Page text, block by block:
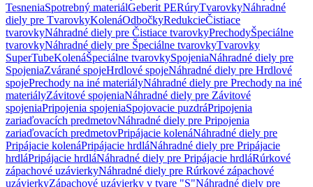
TesneniaSpotrebný materiálGeberit PERúryTvarovkyNáhradné
diely pre TvarovkyKolenáOdbočkyRedukcieČistiace
tvarovkyNáhradné diely pre Čistiace tvarovkyPrechodyŠpeciálne
tvarovkyNáhradné diely pre Špeciálne tvarovkyTvarovky
SuperTubeKolenáŠpeciálne tvarovkySpojeniaNáhradné diely pre
SpojeniaZvárané spojeHrdlové spojeNáhradné diely pre Hrdlové
spojePrechody na iné materiályNáhradné diely pre Prechody na iné
materiályZávitové spojeniaNáhradné diely pre Závitové
spojeniaPripojenia spojeniaSpojovacie puzdráPripojenia
zariaďovacích predmetovNáhradné diely pre Pripojenia
zariaďovacích predmetovPripájacie kolenáNáhradné diely pre
Pripájacie kolenáPripájacie hrdláNáhradné diely pre Pripájacie
hrdláPripájacie hrdláNáhradné diely pre Pripájacie hrdláRúrkové
zápachové uzávierkyNáhradné diely pre Rúrkové zápachové
uzávierkyZápachové uzávierky v tvare "S"Náhradné diely pre